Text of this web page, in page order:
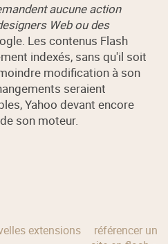
aucune action
Web ou des
Les contenus Flash
indexés, sans qu'il soit
modification à son
seraient
Yahoo devant encore
son moteur.
extensions
référencer un